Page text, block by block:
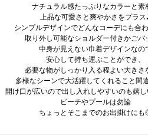
ナチュラル感たっぷりなカラーと素
上品な可愛さと爽やかさをプラ
シンプルデザインでどんなコーデにも合
取り外し可能なショルダー付きかご
中身が見えない巾着デザインなの
安心して持ち運ぶことができ、
必要な物がしっかり入る程よい大きさ
多様なシーンで大活躍してくれること間
開け口が広いので出し入れしやすいのも嬉
ビーチやプールは勿論
ちょっとそこまでのお出掛けに